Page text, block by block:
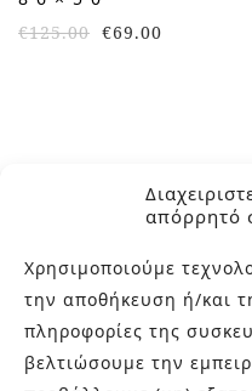
απόρρητό
Χρησιμοποιούμε
την αποθήκευση ή/και
πληροφορίες της
βελτιώσουμε την
€125.00 €69.00
ΣΧΕΤΙΚΑ ΜΕ